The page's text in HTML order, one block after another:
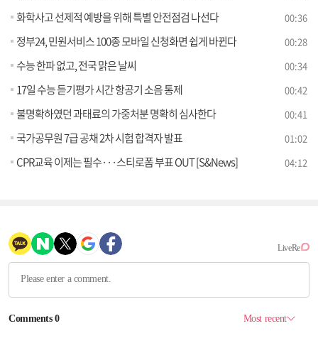
화학사고 선제적 예방을 위해 특별 안전점검 나선다 00:36
정부24, 민원서비스 100종 모바일 신청화면 쉽게 바뀐다 00:28
수능 한파 없고, 전국 맑은 날씨 00:34
17일 수능 듣기평가 시간 항공기 소음 통제 00:42
불명확하였던 과태료의 가중처분 명확히 심사한다 00:41
국가공무원 7급 공채 2차 시험 합격자 발표 01:02
CPR교육 이제는 필수···스티로폼 부표 OUT [S&News] 04:12